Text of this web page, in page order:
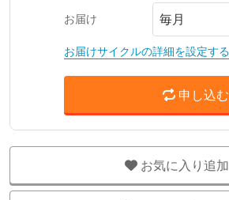
お届け
お届けサイクルの詳細を設定する
申し込む
お気に入り追加